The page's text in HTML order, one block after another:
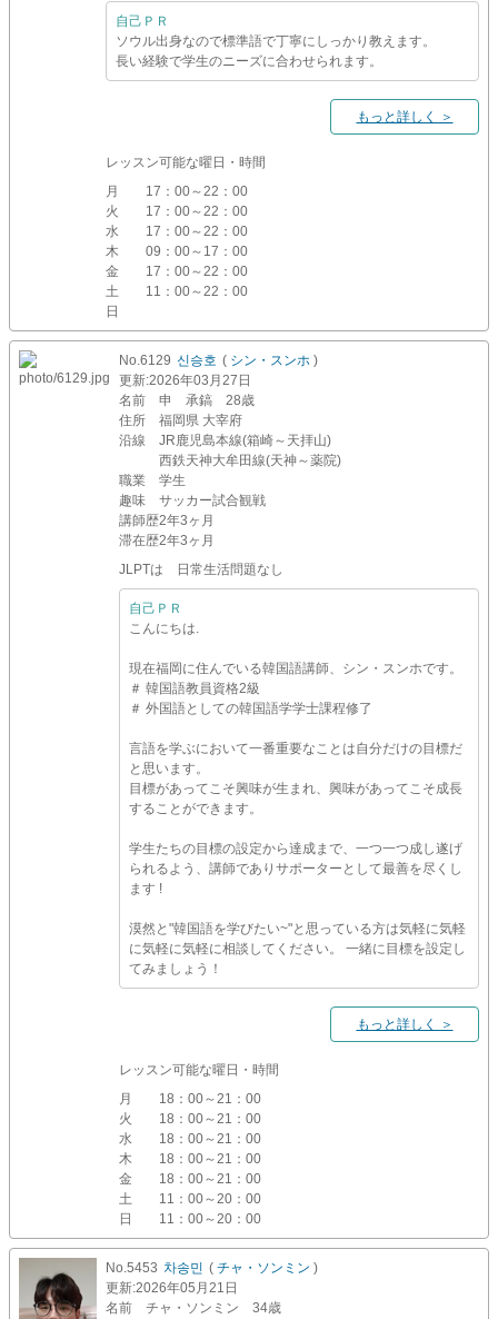
自己ＰＲ
ソウル出身なので標準語で丁寧にしっかり教えます。
長い経験で学生のニーズに合わせられます。
もっと詳しく ＞
レッスン可能な曜日・時間
月
17：00～22：00
火
17：00～22：00
水
17：00～22：00
木
09：00～17：00
金
17：00～22：00
土
11：00～22：00
日
No.6129 신승호 ( シン・スンホ )
更新:2026年03月27日
名前
申 承鎬 28歳
住所
福岡県 大宰府
沿線
JR鹿児島本線(箱崎～天拝山)
西鉄天神大牟田線(天神～薬院)
職業
学生
趣味
サッカー試合観戦
講師歴2年3ヶ月
滞在歴2年3ヶ月
JLPTは 日常生活問題なし
自己ＰＲ
こんにちは.
現在福岡に住んでいる韓国語講師、シン・スンホです。
＃ 韓国語教員資格2級
＃ 外国語としての韓国語学学士課程修了
言語を学ぶにおいて一番重要なことは自分だけの目標だ
と思います。
目標があってこそ興味が生まれ、興味があってこそ成長
することができます。
学生たちの目標の設定から達成まで、一つ一つ成し遂げ
られるよう、講師でありサポーターとして最善を尽くし
ます !
漠然と"韓国語を学びたい~"と思っている方は気軽に気軽
に気軽に気軽に相談してください。 一緒に目標を設定し
てみましょう！
もっと詳しく ＞
レッスン可能な曜日・時間
月
18：00～21：00
火
18：00～21：00
水
18：00～21：00
木
18：00～21：00
金
18：00～21：00
土
11：00～20：00
日
11：00～20：00
No.5453 차송민 ( チャ・ソンミン )
更新:2026年05月21日
名前
チャ・ソンミン 34歳